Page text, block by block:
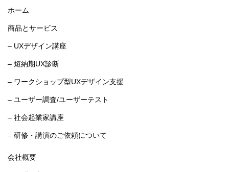
ホーム
商品とサービス
– UXデザイン講座
– 短納期UX診断
– ワークショップ型UXデザイン支援
– ユーザー調査/ユーザーテスト
– 社会起業家講座
– 研修・講演のご依頼について
会社概要